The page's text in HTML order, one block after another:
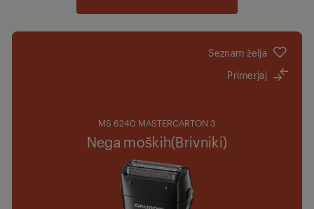
Seznam želja
Primerjaj
MS 6240 MASTERCARTON 3
Nega moških(Brivniki)